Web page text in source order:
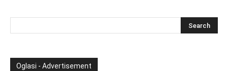
Oglasi - Advertisement